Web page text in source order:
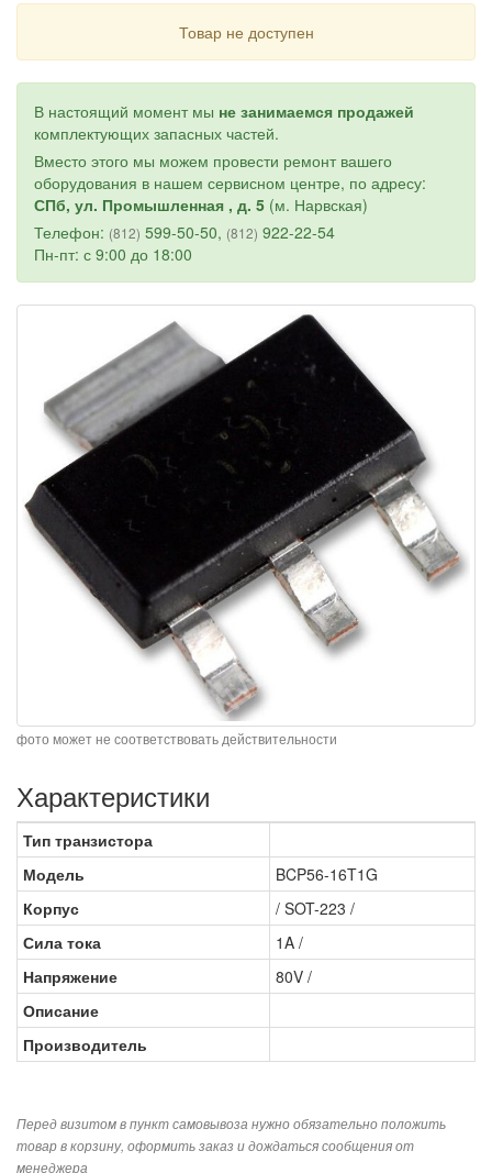
Товар не доступен
В настоящий момент мы не занимаемся продажей
комплектующих запасных частей.
Вместо этого мы можем провести ремонт вашего
оборудования в нашем сервисном центре, по адресу:
СПб, ул. Промышленная , д. 5 (м. Нарвская)
Телефон: (812) 599-50-50, (812) 922-22-54
Пн-пт: с 9:00 до 18:00
фото может не соответствовать действительности
Характеристики
Тип транзистора
Модель
BCP56-16T1G
Корпус
/ SOT-223 /
Сила тока
1A /
Напряжение
80V /
Описание
Производитель
Перед визитом в пункт самовывоза нужно обязательно положить
товар в корзину, оформить заказ и дождаться сообщения от
менеджера